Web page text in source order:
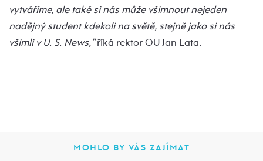
vytváříme, ale také si nás může všimnout nejeden
nadějný student kdekoli na světě, stejně jako si nás
všimli v U. S. News,”říká rektor OU Jan Lata.
MOHLO BY VÁS ZAJÍMAT